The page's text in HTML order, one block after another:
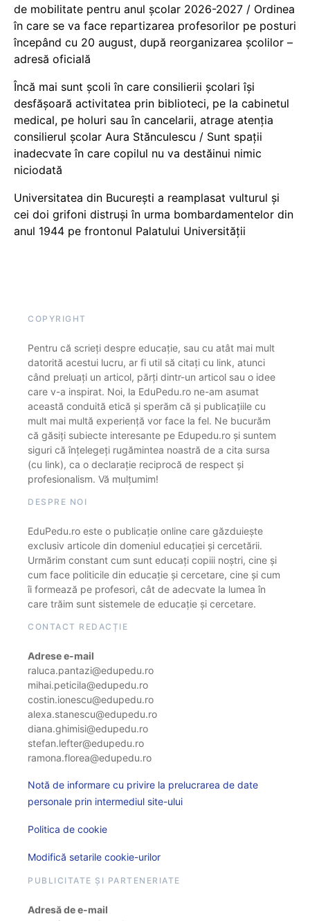
de mobilitate pentru anul școlar 2026-2027 / Ordinea
în care se va face repartizarea profesorilor pe posturi
începând cu 20 august, după reorganizarea școlilor –
adresă oficială
Încă mai sunt școli în care consilierii școlari își
desfășoară activitatea prin biblioteci, pe la cabinetul
medical, pe holuri sau în cancelarii, atrage atenția
consilierul școlar Aura Stănculescu / Sunt spații
inadecvate în care copilul nu va destăinui nimic
niciodată
Universitatea din București a reamplasat vulturul și
cei doi grifoni distruși în urma bombardamentelor din
anul 1944 pe frontonul Palatului Universității
COPYRIGHT
Pentru că scrieți despre educație, sau cu atât mai mult
datorită acestui lucru, ar fi util să citați cu link, atunci
când preluați un articol, părți dintr-un articol sau o idee
care v-a inspirat. Noi, la EduPedu.ro ne-am asumat
această conduită etică și sperăm că și publicațiile cu
mult mai multă experiență vor face la fel. Ne bucurăm
că găsiți subiecte interesante pe Edupedu.ro și suntem
siguri că înțelegeți rugămintea noastră de a cita sursa
(cu link), ca o declarație reciprocă de respect și
profesionalism. Vă mulțumim!
DESPRE NOI
EduPedu.ro este o publicație online care găzduiește
exclusiv articole din domeniul educației și cercetării.
Urmărim constant cum sunt educați copiii noștri, cine și
cum face politicile din educație și cercetare, cine și cum
îi formează pe profesori, cât de adecvate la lumea în
care trăim sunt sistemele de educație și cercetare.
CONTACT REDACȚIE
Adrese e-mail
raluca.pantazi@edupedu.ro
mihai.peticila@edupedu.ro
costin.ionescu@edupedu.ro
alexa.stanescu@edupedu.ro
diana.ghimisi@edupedu.ro
stefan.lefter@edupedu.ro
ramona.florea@edupedu.ro
Notă de informare cu privire la prelucrarea de date
personale prin intermediul site-ului
Politica de cookie
Modifică setarile cookie-urilor
PUBLICITATE ȘI PARTENERIATE
Adresă de e-mail